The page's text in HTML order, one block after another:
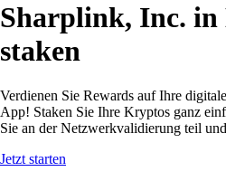
Sharplink, Inc. in
staken
Verdienen Sie Rewards auf Ihre
App! Staken Sie Ihre Kryptos ganz
Sie an der Netzwerkvalidierung teil
Jetzt starten